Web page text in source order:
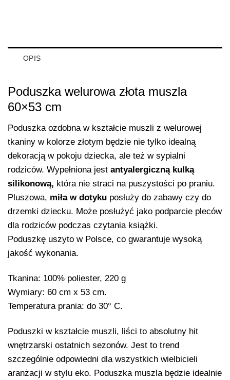
OPIS
Poduszka welurowa złota muszla
60×53 cm
Poduszka ozdobna w kształcie muszli z welurowej
tkaniny w kolorze złotym będzie nie tylko idealną
dekoracją w pokoju dziecka, ale też w sypialni
rodziców. Wypełniona jest antyalergiczną kulką
silikonową, która nie straci na puszystości po praniu.
Pluszowa, miła w dotyku posłuży do zabawy czy do
drzemki dziecku. Może posłużyć jako podparcie pleców
dla rodziców podczas czytania książki.
Poduszkę uszyto w Polsce, co gwarantuje wysoką
jakość wykonania.
Tkanina: 100% poliester, 220 g
Wymiary: 60 cm x 53 cm.
Temperatura prania: do 30° C.
Poduszki w kształcie muszli, liści to absolutny hit
wnętrzarski ostatnich sezonów. Jest to trend
szczególnie odpowiedni dla wszystkich wielbicieli
aranżacji w stylu eko. Poduszka muszla będzie idealnie